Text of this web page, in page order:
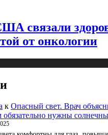
связали
от онкологии
к Опасный свет. Врач
обязательно нужны